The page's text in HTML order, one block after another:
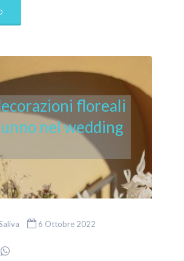
floreali
nel wedding
6 Ottobre 2022